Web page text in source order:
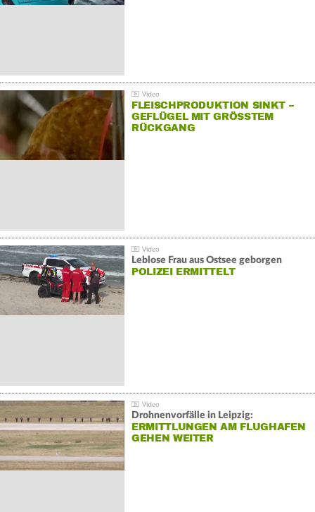
FLEISCHPRODUKTION SINKT –
GEFLÜGEL MIT GRÖSSTEM R
ÜCKGANG
Leblose Frau aus Ostsee geborgen
POLIZEI ERMITTELT
Drohnenvorfälle in Leipzig:
ERMITTLUNGEN AM FLUGHAFEN
GEHEN WEITER